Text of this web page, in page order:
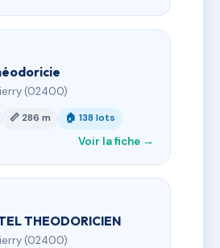
(02400)
📏 286 m 🏠 138 lots
Voir la fiche →
THEODORICIEN
(02400)